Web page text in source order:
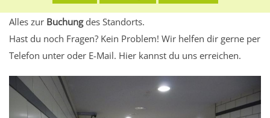
Alles klar? Dann findest du direkt im unteren Teil dieser Seite
Alles zur Buchungdes Standorts.
Hast du noch Fragen? Kein Problem! Wir helfen dir gerne per
Telefon unter oder E-Mail. Hier kannst du uns erreichen.